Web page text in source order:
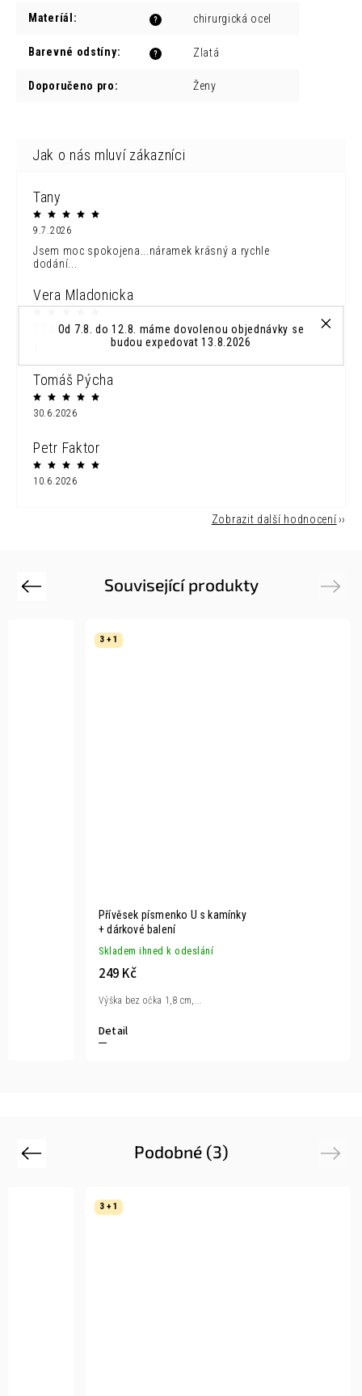
Od 7.8. do 12.8. máme dovolenou objednávky se
budou expedovat 13.8.2026
?
Materíál : chirurgická ocel
?
Barevné odstíny: Zlatá
Doporučeno pro: Ženy
Tany
9.7.2026
Jsem moc spokojena...náramek krásný a rychle
dodání...
Vera Mladonicka
7.7.2026
Tomáš Pýcha
30.6.2026
Petr Faktor
10.6.2026
Zobrazit další hodnocení
Související produkty
Previous
3 + 1
Přívěsek písmenko U s kamínky
+ dárkové balení
Skladem ihned k odeslání
249 Kč
Detail
Výška bez očka 1,8 cm,...
Next
Podobné (3)
Previous
3 + 1
Next